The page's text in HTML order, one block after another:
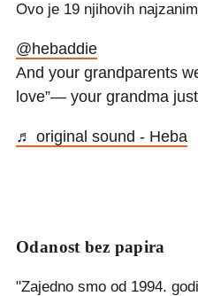
Ovo je 19 njihovih
@hebaddie
And your grandparents
love”— your grandma
♬ original sound - Heba
Odanost bez papira
"Zajedno smo od 1994.